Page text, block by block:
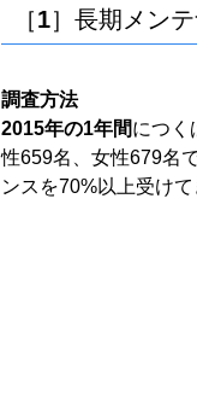
［1］長期メン
調査方法
2015年の1年間につく
性659名、女性679名
ンスを70%以上受け